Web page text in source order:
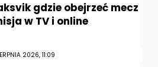
gdzie obejrzeć mecz
w TV i online
2026, 11:09